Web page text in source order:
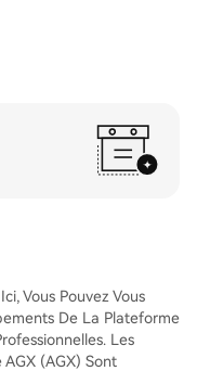
Vous Pouvez Vous
De La Plateforme
Les
(AGX) Sont